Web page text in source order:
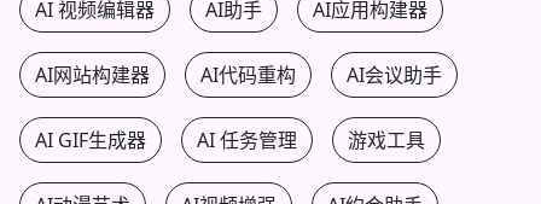
AI 视频编辑器 AI助手 AI应用构建器
AI网站构建器 AI代码重构 AI会议助手
AI GIF生成器 AI 任务管理 游戏工具